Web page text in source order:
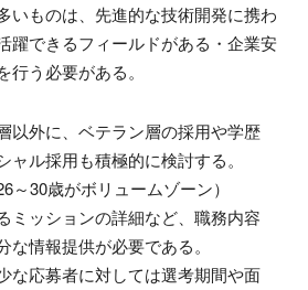
いものは、先進的な技術開発に携わ
躍できるフィールドがある・企業安
う必要がある。
以外に、ベテラン層の採用や学歴
ル採用も積極的に検討する。
～30歳がボリュームゾーン）
ミッションの詳細など、職務内容
情報提供が必要である。
な応募者に対しては選考期間や面